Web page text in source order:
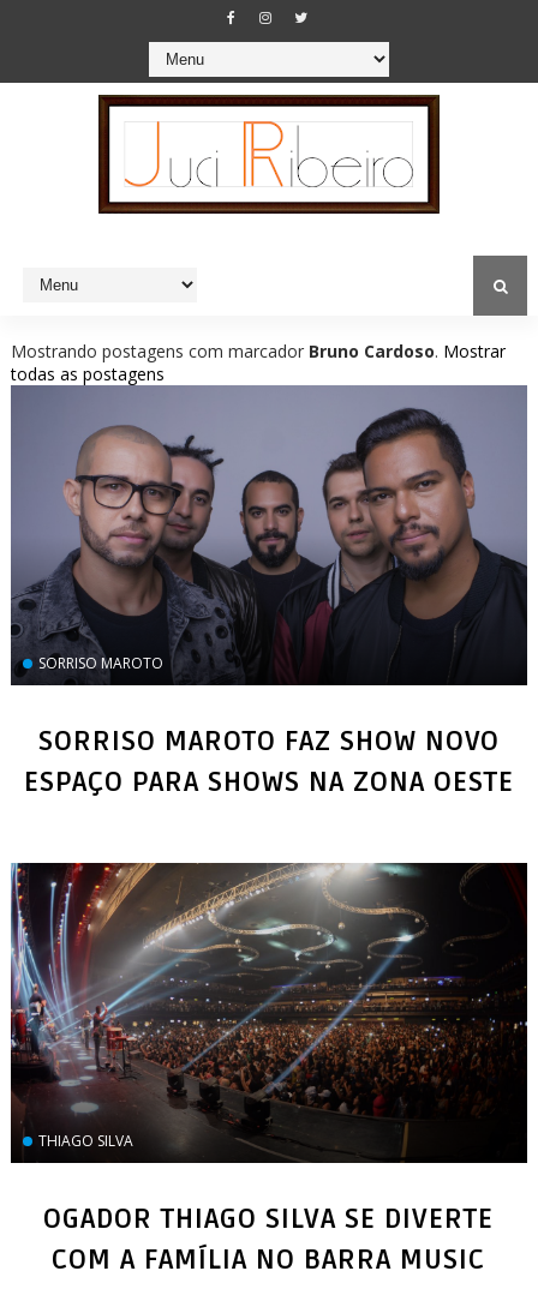
Mostrando postagens com marcador Bruno Cardoso. Mostrar
todas as postagens
SORRISO MAROTO
SORRISO MAROTO FAZ SHOW NOVO
ESPAÇO PARA SHOWS NA ZONA OESTE
THIAGO SILVA
OGADOR THIAGO SILVA SE DIVERTE
COM A FAMÍLIA NO BARRA MUSIC